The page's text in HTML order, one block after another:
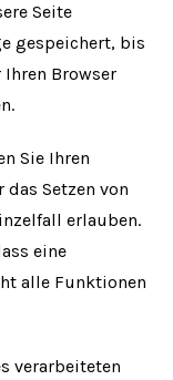
Seite
gespeichert, bis
Browser
Sie Ihren
das Setzen von
erlauben.
eine
alle Funktionen
verarbeiteten